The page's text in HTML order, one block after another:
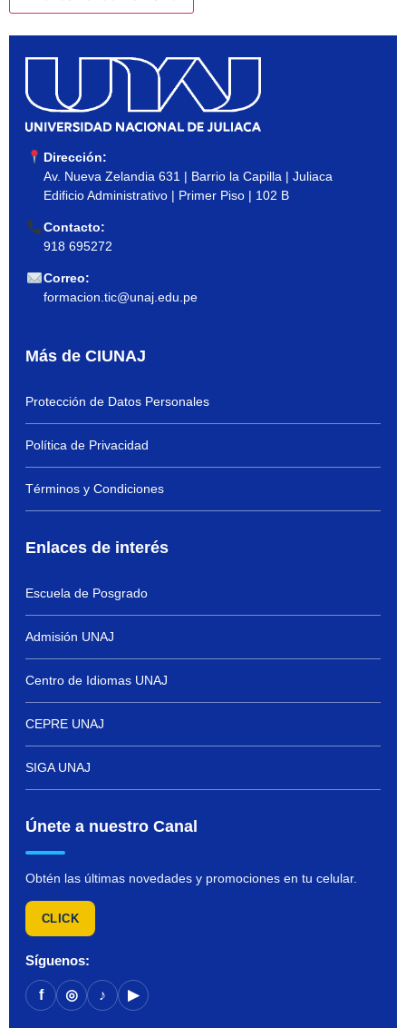
Dirección:
Av. Nueva Zelandia 631 | Barrio la Capilla | Juliaca
Edificio Administrativo | Primer Piso | 102 B
Contacto:
918 695272
Correo:
formacion.tic@unaj.edu.pe
Más de CIUNAJ
Protección de Datos Personales
Política de Privacidad
Términos y Condiciones
Enlaces de interés
Escuela de Posgrado
Admisión UNAJ
Centro de Idiomas UNAJ
CEPRE UNAJ
SIGA UNAJ
Únete a nuestro Canal
Obtén las últimas novedades y promociones en tu celular.
CLICK
Síguenos:
f ◎ ♪ ▶